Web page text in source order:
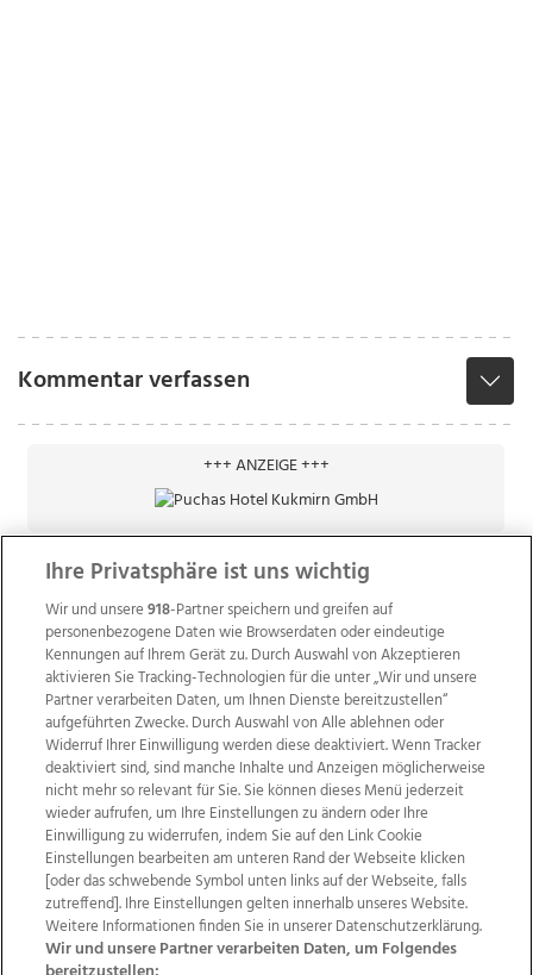
Kommentar verfassen
+++ ANZEIGE +++
Wir über uns Mediadaten Kontakt
Jobs
Datenschutz
Impressum
AGB Anzeigekunden
AGB Website
Ehrenkodex Politische Werbung
Ihre Privatsphäre ist uns wichtig
Wir und unsere918-Partner speichern und greifen auf
personenbezogene Daten wie Browserdaten oder eindeutige
Kennungen auf Ihrem Gerät zu. Durch Auswahl von Akzeptieren
aktivieren Sie Tracking-Technologien für die unter „Wir und unsere
Partner verarbeiten Daten, um Ihnen Dienste bereitzustellen“
aufgeführten Zwecke. Durch Auswahl von Alle ablehnen oder
Widerruf Ihrer Einwilligung werden diese deaktiviert. Wenn Tracker
deaktiviert sind, sind manche Inhalte und Anzeigen möglicherweise
nicht mehr so relevant für Sie. Sie können dieses Menü jederzeit
wieder aufrufen, um Ihre Einstellungen zu ändern oder Ihre
Einwilligung zu widerrufen, indem Sie auf den Link Cookie
Einstellungen bearbeiten am unteren Rand der Webseite klicken
[oder das schwebende Symbol unten links auf der Webseite, falls
zutreffend]. Ihre Einstellungen gelten innerhalb unseres Website.
Weitere Informationen finden Sie in unserer Datenschutzerklärung.
Wir und unsere Partner verarbeiten Daten, um Folgendes